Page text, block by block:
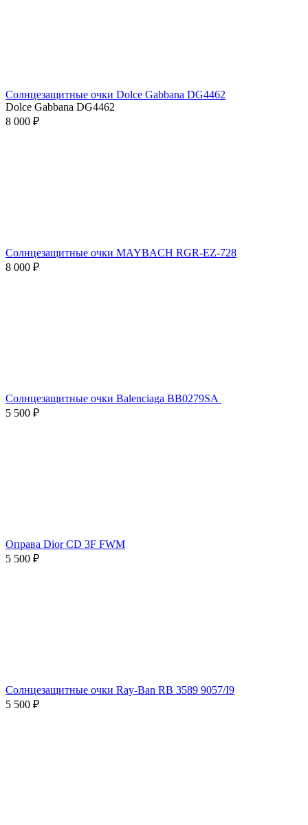
Солнцезащитные очки Dolce Gabbana DG4462
Dolce Gabbana DG4462
8 000 ₽
Солнцезащитные очки MAYBACH RGR-EZ-728
8 000 ₽
Солнцезащитные очки Balenciaga BB0279SA
5 500 ₽
Оправа Dior CD 3F FWM
5 500 ₽
Солнцезащитные очки Ray-Ban RB 3589 9057/I9
5 500 ₽